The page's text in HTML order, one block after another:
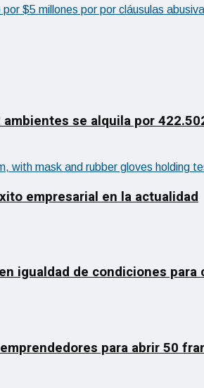
$5 millones por por cláusulas
se alquila por
empresarial en la actualidad
igualdad de condiciones
para abrir 50